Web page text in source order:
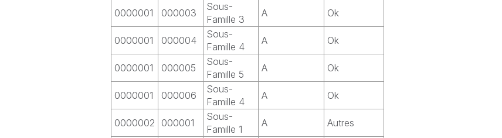
0000001 000003
Sous-
Famille 3
A Ok
0000001 000004
Sous-
Famille 4
A Ok
0000001 000005
Sous-
Famille 5
A Ok
0000001 000006
Sous-
Famille 4
A Ok
0000002 000001
Sous-
Famille 1
A Autres